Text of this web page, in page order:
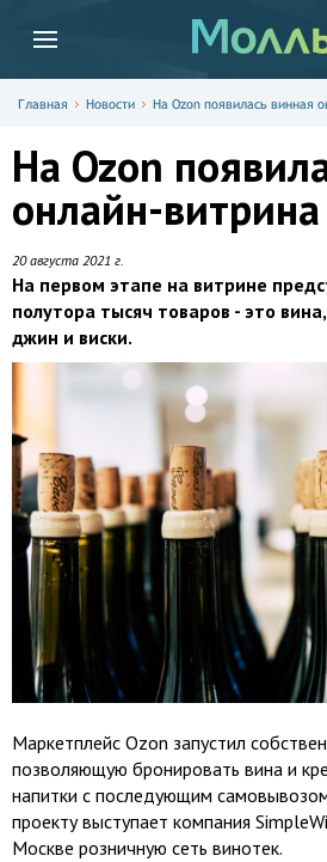
Главная Новости На Ozon появилась винная
На Ozon
онлайн-витрина
20 августа 2021 г.
На первом этапе на витрине
полутора тысяч товаров - это
джин и виски.
Маркетплейс Ozon запустил
позволяющую бронировать вина и
напитки с последующим
проекту выступает компания
Москве розничную сеть винотек.